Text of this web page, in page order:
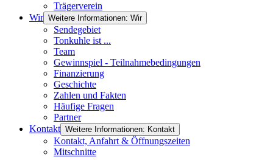
Trägerverein
Wir Weitere Informationen: Wir
Sendegebiet
Tonkuhle ist ...
Team
Gewinnspiel - Teilnahmebedingungen
Finanzierung
Geschichte
Zahlen und Fakten
Häufige Fragen
Partner
Kontakt Weitere Informationen: Kontakt
Kontakt, Anfahrt & Öffnungszeiten
Mitschnitte